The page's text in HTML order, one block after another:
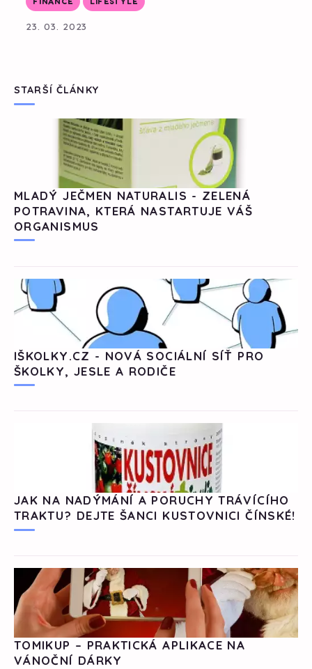
23. 03. 2023
STARŠÍ ČLÁNKY
MLADÝ JEČMEN NATURALIS - ZELENÁ
POTRAVINA, KTERÁ NASTARTUJE VÁŠ
ORGANISMUS
IŠKOLKY.CZ - NOVÁ SOCIÁLNÍ SÍŤ PRO
ŠKOLKY, JESLE A RODIČE
JAK NA NADÝMÁNÍ A PORUCHY TRÁVÍCÍHO
TRAKTU? DEJTE ŠANCI KUSTOVNICI ČÍNSKÉ!
TOMIKUP – PRAKTICKÁ APLIKACE NA
VÁNOČNÍ DÁRKY